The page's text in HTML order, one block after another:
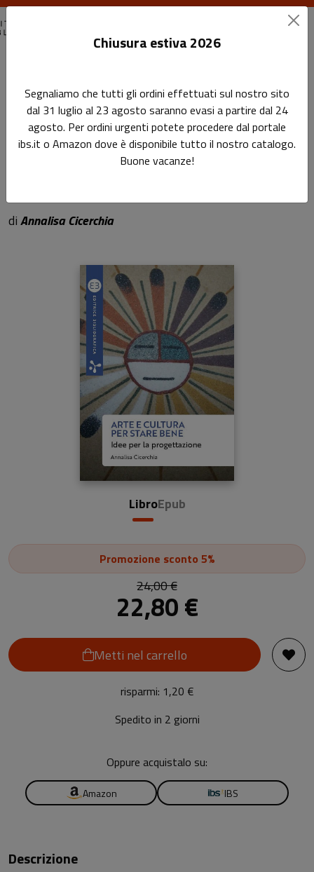
Arte e cultura per stare
bene
diAnnalisa Cicerchia
LibroEpub
Promozione sconto 5%
24,00 €
22,80 €
Metti nel carrello
risparmi: 1,20 €
Spedito in 2 giorni
Oppure acquistalo su:
Amazon IBS
Descrizione
Chiusura estiva 2026
Segnaliamo che tutti gli ordini effettuati sul nostro sito
dal 31 luglio al 23 agosto saranno evasi a partire dal 24
agosto. Per ordini urgenti potete procedere dal portale
ibs.it o Amazon dove è disponibile tutto il nostro catalogo.
Buone vacanze!